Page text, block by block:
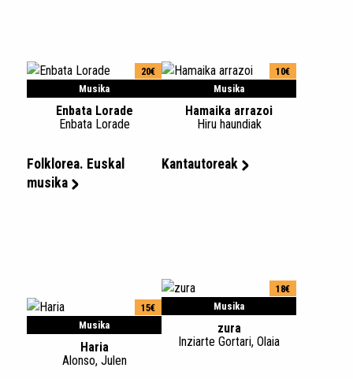
Musika
20€
Enbata Lorade
Enbata Lorade
Musika
10€
Hamaika arrazoi
Hiru haundiak
Folklorea. Euskal
musika
Musika
15€
Haria
Alonso, Julen
Kantautoreak
Musika
18€
zura
Inziarte Gortari, Olaia